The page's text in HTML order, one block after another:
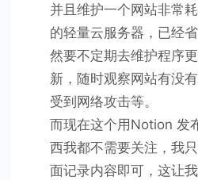
并且维护一个网站非常
的轻量云服务器，已经
然要不定期去维护程序
新，随时观察网站有没
受到网络攻击等。
而现在这个用Notion 发
西我都不需要关注，我
面记录内容即可，这让